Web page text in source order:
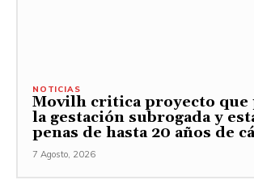
NOTICIAS
Movilh critica proyecto que
la gestación subrogada y
penas de hasta 20 años de
7 Agosto, 2026